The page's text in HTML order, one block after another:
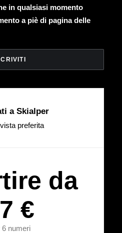
in qualsiasi momento
a piè di pagina delle
a Skialper
preferita
da
€
6 numeri